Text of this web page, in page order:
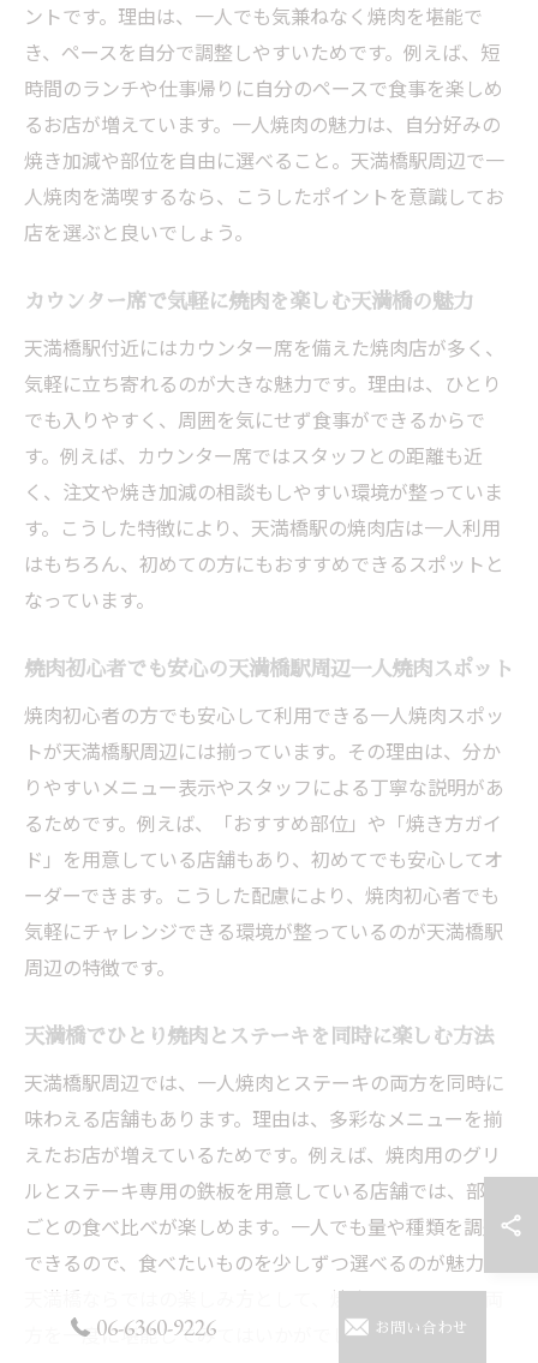
ントです。理由は、一人でも気兼ねなく焼肉を堪能で
き、ペースを自分で調整しやすいためです。例えば、短
時間のランチや仕事帰りに自分のペースで食事を楽しめ
るお店が増えています。一人焼肉の魅力は、自分好みの
焼き加減や部位を自由に選べること。天満橋駅周辺で一
人焼肉を満喫するなら、こうしたポイントを意識してお
店を選ぶと良いでしょう。
カウンター席で気軽に焼肉を楽しむ天満橋の魅力
天満橋駅付近にはカウンター席を備えた焼肉店が多く、
気軽に立ち寄れるのが大きな魅力です。理由は、ひとり
でも入りやすく、周囲を気にせず食事ができるからで
す。例えば、カウンター席ではスタッフとの距離も近
く、注文や焼き加減の相談もしやすい環境が整っていま
す。こうした特徴により、天満橋駅の焼肉店は一人利用
はもちろん、初めての方にもおすすめできるスポットと
なっています。
焼肉初心者でも安心の天満橋駅周辺一人焼肉スポット
焼肉初心者の方でも安心して利用できる一人焼肉スポッ
トが天満橋駅周辺には揃っています。その理由は、分か
りやすいメニュー表示やスタッフによる丁寧な説明があ
るためです。例えば、「おすすめ部位」や「焼き方ガイ
ド」を用意している店舗もあり、初めてでも安心してオ
ーダーできます。こうした配慮により、焼肉初心者でも
気軽にチャレンジできる環境が整っているのが天満橋駅
周辺の特徴です。
天満橋でひとり焼肉とステーキを同時に楽しむ方法
天満橋駅周辺では、一人焼肉とステーキの両方を同時に
味わえる店舗もあります。理由は、多彩なメニューを揃
えたお店が増えているためです。例えば、焼肉用のグリ
ルとステーキ専用の鉄板を用意している店舗では、部位
ごとの食べ比べが楽しめます。一人でも量や種類を調整
できるので、食べたいものを少しずつ選べるのが魅力。
天満橋ならではの楽しみ方として、焼肉とステーキの両
方を一度に堪能してみてはいかがでしょうか。
06-6360-9226 お問い合わせ